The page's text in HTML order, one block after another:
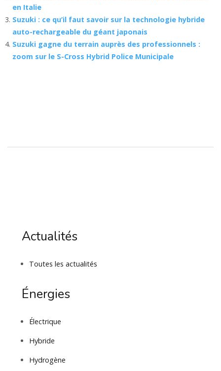
en Italie
Suzuki : ce qu’il faut savoir sur la technologie hybride
auto-rechargeable du géant japonais
Suzuki gagne du terrain auprès des professionnels :
zoom sur le S-Cross Hybrid Police Municipale
Actualités
Toutes les actualités
Énergies
Électrique
Hybride
Hydrogène